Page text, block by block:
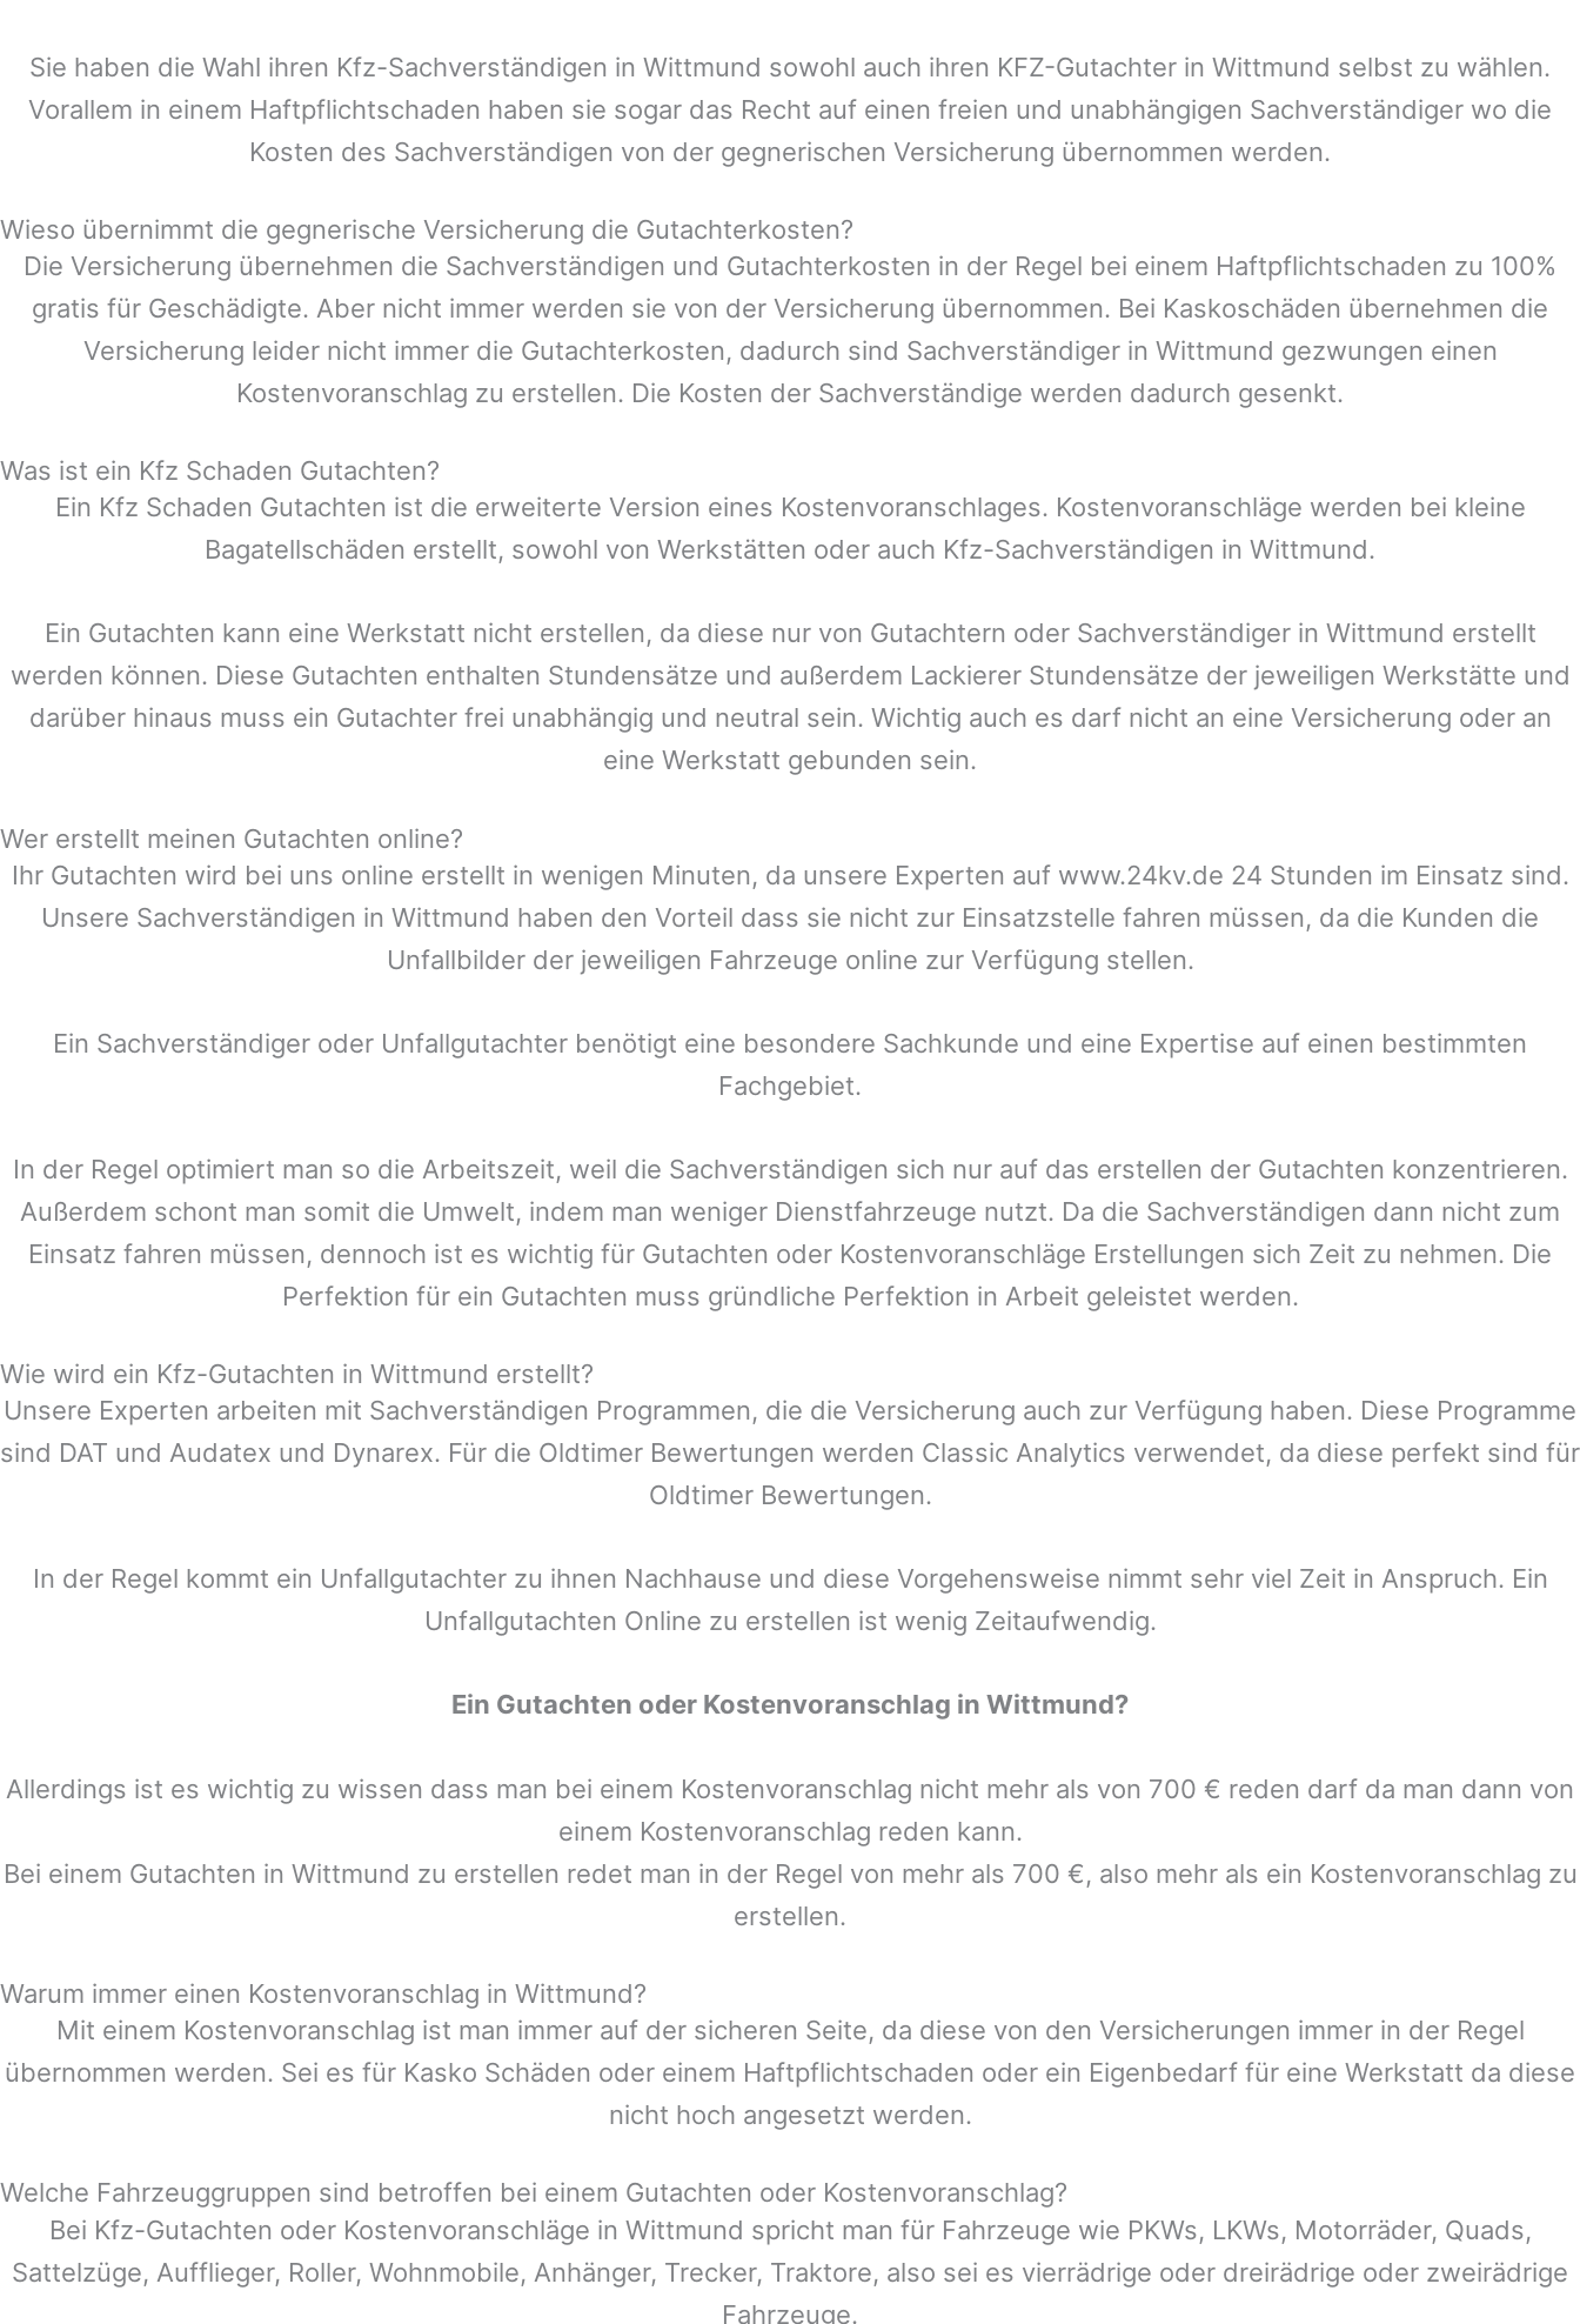
Sie haben die Wahl ihren Kfz-Sachverständigen in Wittmund sowohl auch ihren KFZ-Gutachter in Wittmund selbst zu wählen.
Vorallem in einem Haftpflichtschaden haben sie sogar das Recht auf einen freien und unabhängigen Sachverständiger wo die
Kosten des Sachverständigen von der gegnerischen Versicherung übernommen werden.
Wieso übernimmt die gegnerische Versicherung die Gutachterkosten?
Die Versicherung übernehmen die Sachverständigen und Gutachterkosten in der Regel bei einem Haftpflichtschaden zu 100%
gratis für Geschädigte. Aber nicht immer werden sie von der Versicherung übernommen. Bei Kaskoschäden übernehmen die
Versicherung leider nicht immer die Gutachterkosten, dadurch sind Sachverständiger in Wittmund gezwungen einen
Kostenvoranschlag zu erstellen. Die Kosten der Sachverständige werden dadurch gesenkt.
Was ist ein Kfz Schaden Gutachten?
Ein Kfz Schaden Gutachten ist die erweiterte Version eines Kostenvoranschlages. Kostenvoranschläge werden bei kleine
Bagatellschäden erstellt, sowohl von Werkstätten oder auch Kfz-Sachverständigen in Wittmund.
Ein Gutachten kann eine Werkstatt nicht erstellen, da diese nur von Gutachtern oder Sachverständiger in Wittmund erstellt
werden können. Diese Gutachten enthalten Stundensätze und außerdem Lackierer Stundensätze der jeweiligen Werkstätte und
darüber hinaus muss ein Gutachter frei unabhängig und neutral sein. Wichtig auch es darf nicht an eine Versicherung oder an
eine Werkstatt gebunden sein.
Wer erstellt meinen Gutachten online?
Ihr Gutachten wird bei uns online erstellt in wenigen Minuten, da unsere Experten auf www.24kv.de 24 Stunden im Einsatz sind.
Unsere Sachverständigen in Wittmund haben den Vorteil dass sie nicht zur Einsatzstelle fahren müssen, da die Kunden die
Unfallbilder der jeweiligen Fahrzeuge online zur Verfügung stellen.
Ein Sachverständiger oder Unfallgutachter benötigt eine besondere Sachkunde und eine Expertise auf einen bestimmten
Fachgebiet.
In der Regel optimiert man so die Arbeitszeit, weil die Sachverständigen sich nur auf das erstellen der Gutachten konzentrieren.
Außerdem schont man somit die Umwelt, indem man weniger Dienstfahrzeuge nutzt. Da die Sachverständigen dann nicht zum
Einsatz fahren müssen, dennoch ist es wichtig für Gutachten oder Kostenvoranschläge Erstellungen sich Zeit zu nehmen. Die
Perfektion für ein Gutachten muss gründliche Perfektion in Arbeit geleistet werden.
Wie wird ein Kfz-Gutachten in Wittmund erstellt?
Unsere Experten arbeiten mit Sachverständigen Programmen, die die Versicherung auch zur Verfügung haben. Diese Programme
sind DAT und Audatex und Dynarex. Für die Oldtimer Bewertungen werden Classic Analytics verwendet, da diese perfekt sind für
Oldtimer Bewertungen.
In der Regel kommt ein Unfallgutachter zu ihnen Nachhause und diese Vorgehensweise nimmt sehr viel Zeit in Anspruch. Ein
Unfallgutachten Online zu erstellen ist wenig Zeitaufwendig.
Ein Gutachten oder Kostenvoranschlag in Wittmund?
Allerdings ist es wichtig zu wissen dass man bei einem Kostenvoranschlag nicht mehr als von 700 € reden darf da man dann von
einem Kostenvoranschlag reden kann.
Bei einem Gutachten in Wittmund zu erstellen redet man in der Regel von mehr als 700 €, also mehr als ein Kostenvoranschlag zu
erstellen.
Warum immer einen Kostenvoranschlag in Wittmund?
Mit einem Kostenvoranschlag ist man immer auf der sicheren Seite, da diese von den Versicherungen immer in der Regel
übernommen werden. Sei es für Kasko Schäden oder einem Haftpflichtschaden oder ein Eigenbedarf für eine Werkstatt da diese
nicht hoch angesetzt werden.
Welche Fahrzeuggruppen sind betroffen bei einem Gutachten oder Kostenvoranschlag?
Bei Kfz-Gutachten oder Kostenvoranschläge in Wittmund spricht man für Fahrzeuge wie PKWs, LKWs, Motorräder, Quads,
Sattelzüge, Aufflieger, Roller, Wohnmobile, Anhänger, Trecker, Traktore, also sei es vierrädrige oder dreirädrige oder zweirädrige
Fahrzeuge.